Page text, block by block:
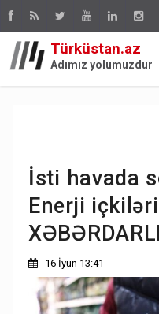
Türküstan.az
Adımız yolumuzdur
İsti havada
Enerji
16 İyun 13:41